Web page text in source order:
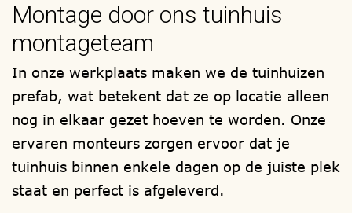
klaar.
Wij maken alleen gebruik van hout
soorten met het FSC en/of PEFC
keurmerk. Zoals bijvoorbeeld, de
houtsoorten, lariks/douglas, red-cedar en
onder druk geïmpregneerd /
verduurzaamd vurenhout. Elk tuinhuis met
een platdak of een zadeldak wordt
Montage door ons tuinhuis
montageteam
In onze werkplaats maken we de tuinhuizen
prefab, wat betekent dat ze op locatie alleen
nog in elkaar gezet hoeven te worden. Onze
ervaren monteurs zorgen ervoor dat je
tuinhuis binnen enkele dagen op de juiste plek
staat en perfect is afgeleverd.